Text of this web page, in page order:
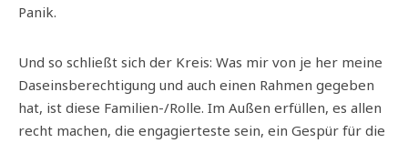
Panik.
Und so schließt sich der Kreis: Was mir von je her meine
Daseinsberechtigung und auch einen Rahmen gegeben
hat, ist diese Familien-/Rolle. Im Außen erfüllen, es allen
recht machen, die engagierteste sein, ein Gespür für die